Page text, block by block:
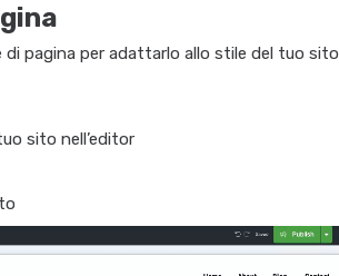
di pagina per adattarlo allo stile del tuo sito
sito nell’editor